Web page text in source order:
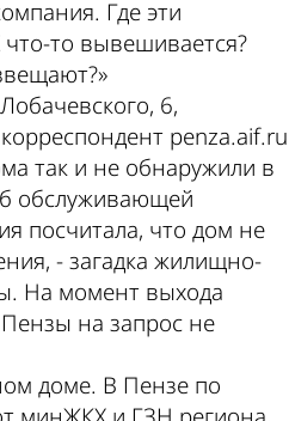
Где эти
то вывешивается?
6,
penza.aif.ru
так и не обнаружили в
обслуживающей
посчитала, что дом не
- загадка жилищно-
На момент выхода
на запрос не
доме. В Пензе по